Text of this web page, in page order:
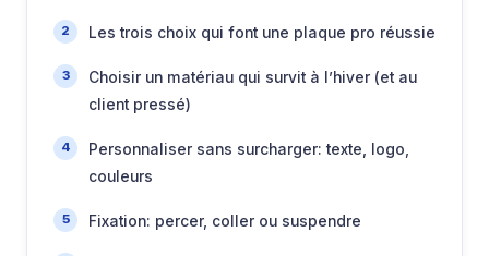
Les trois choix qui font une plaque pro réussie
Choisir un matériau qui survit à l’hiver (et au
client pressé)
Personnaliser sans surcharger: texte, logo,
couleurs
Fixation: percer, coller ou suspendre